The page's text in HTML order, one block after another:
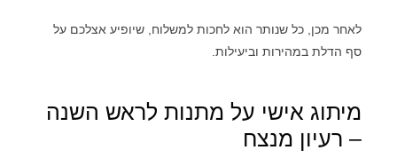
לאחר מכן, כל שנותר הוא לחכות למשלוח, שיופיע אצלכם על
סף הדלת במהירות וביעילות.
מיתוג אישי על מתנות לראש השנה
– רעיון מנצח